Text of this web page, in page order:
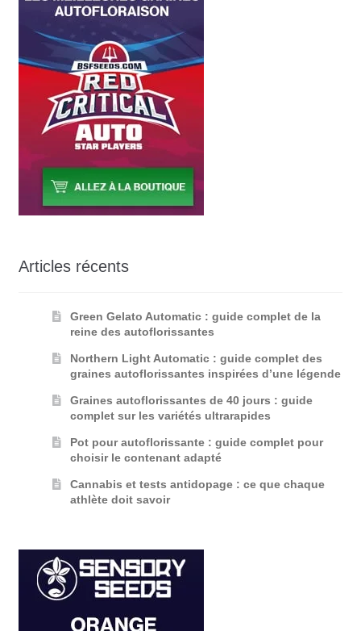
Articles récents
Green Gelato Automatic : guide complet de la
reine des autoflorissantes
Northern Light Automatic : guide complet des
graines autoflorissantes inspirées d’une légende
Graines autoflorissantes de 40 jours : guide
complet sur les variétés ultrarapides
Pot pour autoflorissante : guide complet pour
choisir le contenant adapté
Cannabis et tests antidopage : ce que chaque
athlète doit savoir